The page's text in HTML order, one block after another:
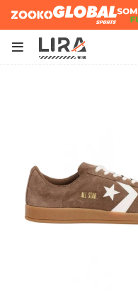
Zooko Global Sports
